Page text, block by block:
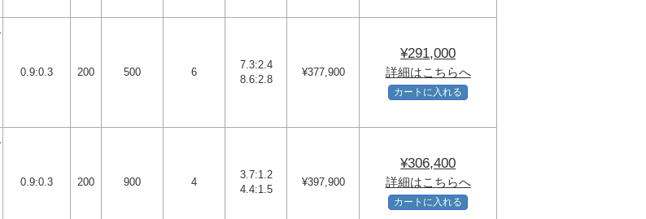
0.9:0.3 200 500 6
7.3:2.4
8.6:2.8
¥377,900
¥291,000
詳細はこちらへ
カートに入れる
0.9:0.3 200 900 4
3.7:1.2
4.4:1.5
¥397,900
¥306,400
詳細はこちらへ
カートに入れる